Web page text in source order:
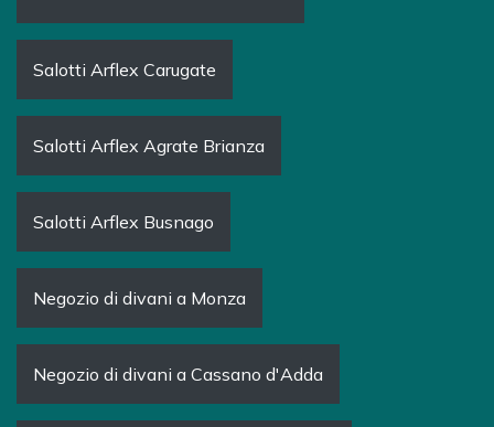
Salotti Arflex Carugate
Salotti Arflex Agrate Brianza
Salotti Arflex Busnago
Negozio di divani a Monza
Negozio di divani a Cassano d'Adda